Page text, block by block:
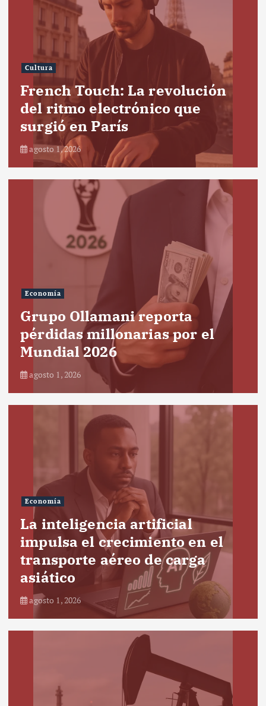
Cultura
French Touch: La revolución
del ritmo electrónico que
surgió en París
agosto 1, 2026
Economía
Grupo Ollamani reporta
pérdidas millonarias por el
Mundial 2026
agosto 1, 2026
Economía
La inteligencia artificial
impulsa el crecimiento en el
transporte aéreo de carga
asiático
agosto 1, 2026